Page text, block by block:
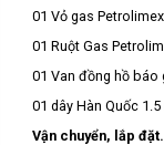
01 Vỏ gas Petrolimex
01 Ruột Gas
01 Van đồng hồ báo
01 dây Hàn Quốc
Vận chuyển, lắp